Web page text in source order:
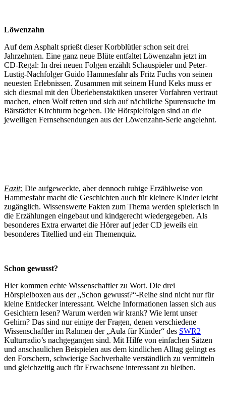
Löwenzahn
Auf dem Asphalt sprießt dieser Korbblütler schon seit drei
Jahrzehnten. Eine ganz neue Blüte entfaltet Löwenzahn jetzt im
CD-Regal: In drei neuen Folgen erzählt Schauspieler und Peter-
Lustig-Nachfolger Guido Hammesfahr als Fritz Fuchs von seinen
neuesten Erlebnissen. Zusammen mit seinem Hund Keks muss er
sich diesmal mit den Überlebenstaktiken unserer Vorfahren vertraut
machen, einen Wolf retten und sich auf nächtliche Spurensuche im
Bärstädter Kirchturm begeben. Die Hörspielfolgen sind an die
jeweiligen Fernsehsendungen aus der Löwenzahn-Serie angelehnt.
Fazit: Die aufgeweckte, aber dennoch ruhige Erzählweise von
Hammesfahr macht die Geschichten auch für kleinere Kinder leicht
zugänglich. Wissenswerte Fakten zum Thema werden spielerisch in
die Erzählungen eingebaut und kindgerecht wiedergegeben. Als
besonderes Extra erwartet die Hörer auf jeder CD jeweils ein
besonderes Titellied und ein Themenquiz.
Schon gewusst?
Hier kommen echte Wissenschaftler zu Wort. Die drei
Hörspielboxen aus der „Schon gewusst?“-Reihe sind nicht nur für
kleine Entdecker interessant. Welche Informationen lassen sich aus
Gesichtern lesen? Warum werden wir krank? Wie lernt unser
Gehirn? Das sind nur einige der Fragen, denen verschiedene
Wissenschaftler im Rahmen der „Aula für Kinder“ des SWR2
Kulturradio’s nachgegangen sind. Mit Hilfe von einfachen Sätzen
und anschaulichen Beispielen aus dem kindlichen Alltag gelingt es
den Forschern, schwierige Sachverhalte verständlich zu vermitteln
und gleichzeitig auch für Erwachsene interessant zu bleiben.